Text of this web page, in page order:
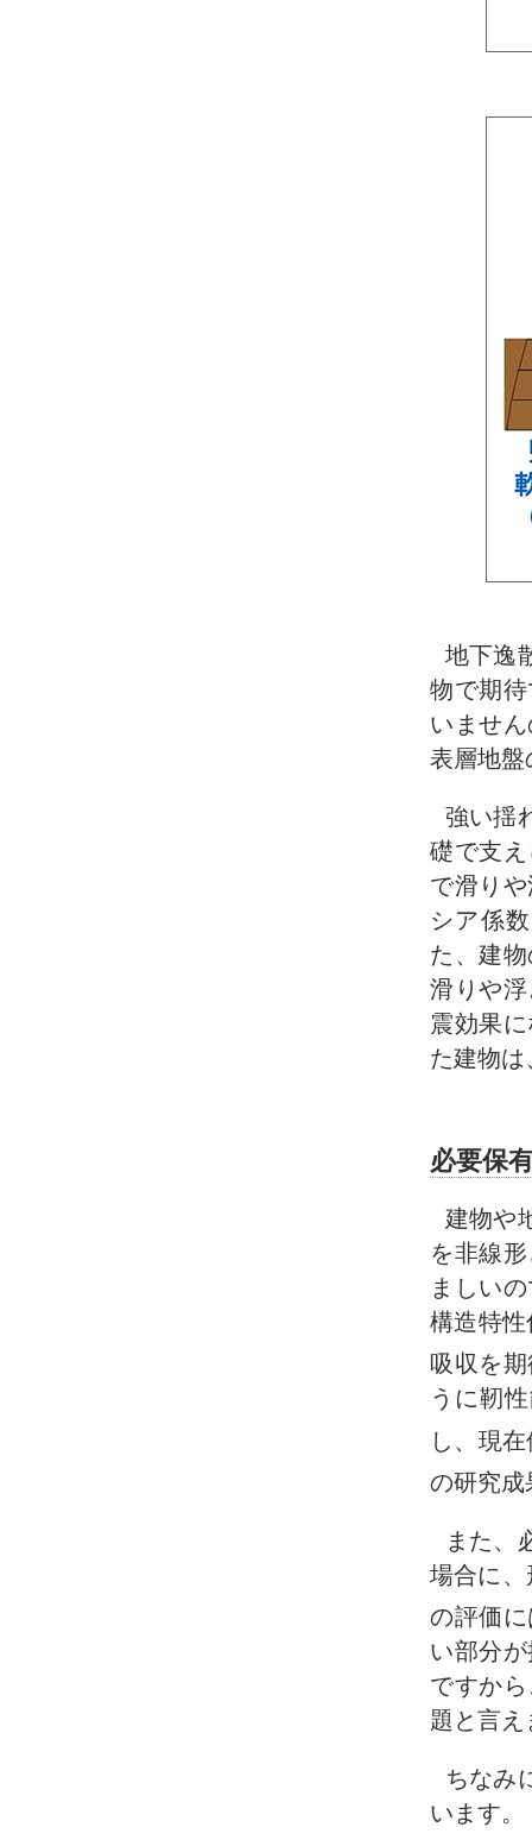
地下逸
物で期
いませ
表層地盤
強い揺
礎で支
で滑り
シア係
た、建
滑りや
震効果
た建物
必要保
建物や
を非線
ましい
構造特性
吸収を
うに靭
し、現
の研究成
また、
場合に
の評価
い部分
ですか
題と言え
ちなみ
います。